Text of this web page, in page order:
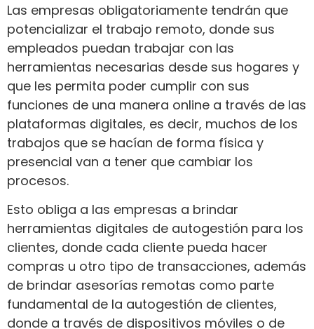
Las empresas obligatoriamente tendrán que
potencializar el trabajo remoto, donde sus
empleados puedan trabajar con las
herramientas necesarias desde sus hogares y
que les permita poder cumplir con sus
funciones de una manera online a través de las
plataformas digitales, es decir, muchos de los
trabajos que se hacían de forma física y
presencial van a tener que cambiar los
procesos.
Esto obliga a las empresas a brindar
herramientas digitales de autogestión para los
clientes, donde cada cliente pueda hacer
compras u otro tipo de transacciones, además
de brindar asesorías remotas como parte
fundamental de la autogestión de clientes,
donde a través de dispositivos móviles o de